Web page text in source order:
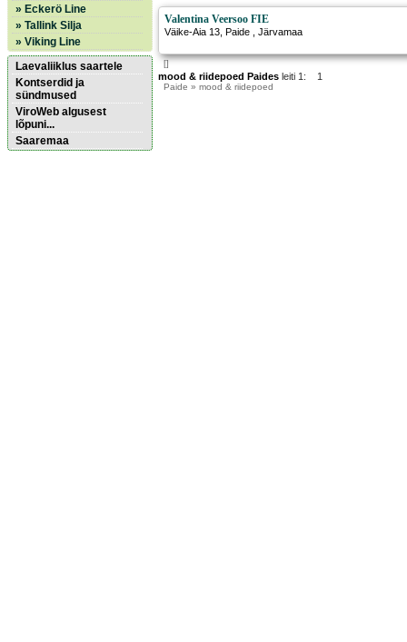
» Eckerö Line
» Tallink Silja
» Viking Line
Laevaliiklus saartele
Kontserdid ja
sündmused
ViroWeb algusest
lõpuni...
Saaremaa
Valentina Veersoo FIE
Väike-Aia 13 Paide , Järvamaa
[]
mood & riidepoed Paides leiti 1: 1
Paide » mood & riidepoed